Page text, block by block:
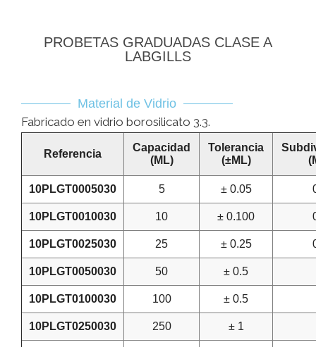
PROBETAS GRADUADAS CLASE A
LABGILLS
Material de Vidrio
Fabricado en vidrio borosilicato 3.3.
Referencia
Capacidad
(ML)
Tolerancia
(±ML)
10PLGT0005030 5 ± 0.05
10PLGT0010030 10 ± 0.100
10PLGT0025030 25 ± 0.25
10PLGT0050030 50 ± 0.5
10PLGT0100030 100 ± 0.5
10PLGT0250030 250 ± 1